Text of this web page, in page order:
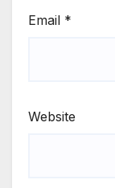
Email *
Website